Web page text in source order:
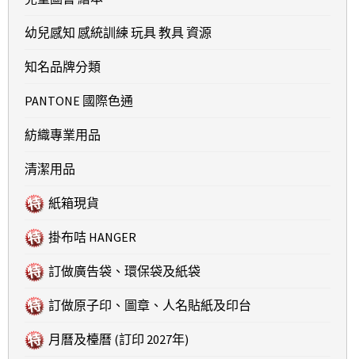
幼兒感知 感統訓練 玩具 教具 資源
知名品牌分類
PANTONE 國際色通
紡織專業用品
清潔用品
紙箱現貨
掛布咭 HANGER
訂做廣告袋、環保袋及紙袋
訂做原子印、圖章、人名貼紙及印台
月曆及檯曆 (訂印 2027年)